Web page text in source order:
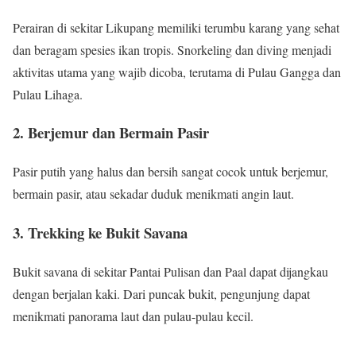
Perairan di sekitar Likupang memiliki terumbu karang yang sehat
dan beragam spesies ikan tropis. Snorkeling dan diving menjadi
aktivitas utama yang wajib dicoba, terutama di Pulau Gangga dan
Pulau Lihaga.
2. Berjemur dan Bermain Pasir
Pasir putih yang halus dan bersih sangat cocok untuk berjemur,
bermain pasir, atau sekadar duduk menikmati angin laut.
3. Trekking ke Bukit Savana
Bukit savana di sekitar Pantai Pulisan dan Paal dapat dijangkau
dengan berjalan kaki. Dari puncak bukit, pengunjung dapat
menikmati panorama laut dan pulau-pulau kecil.